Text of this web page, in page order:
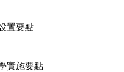
置要點
實施要點